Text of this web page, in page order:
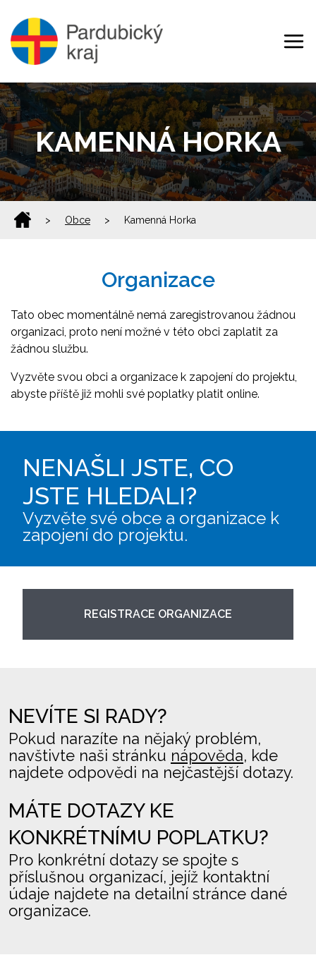
KAMENNÁ HORKA
> Obce > Kamenná Horka
Organizace
Tato obec momentálně nemá zaregistrovanou žádnou
organizaci, proto není možné v této obci zaplatit za
žádnou službu.
Vyzvěte svou obci a organizace k zapojení do projektu,
abyste příště již mohli své poplatky platit online.
NENAŠLI JSTE, CO
JSTE HLEDALI?
Vyzvěte své obce a organizace k
zapojení do projektu.
REGISTRACE ORGANIZACE
NEVÍTE SI RADY?
Pokud narazíte na nějaký problém,
navštivte naši stránku nápověda, kde
najdete odpovědi na nejčastější dotazy.
MÁTE DOTAZY KE
KONKRÉTNÍMU POPLATKU?
Pro konkrétní dotazy se spojte s
příslušnou organizací, jejíž kontaktní
údaje najdete na detailní stránce dané
organizace.